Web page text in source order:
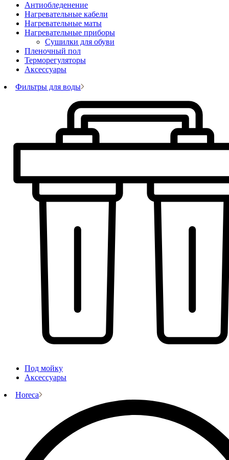
Антиобледенение
Нагревательные кабели
Нагревательные маты
Нагревательные приборы
Сушилки для обуви
Пленочный пол
Терморегуляторы
Аксессуары
Фильтры для воды
Под мойку
Аксессуары
Horeca